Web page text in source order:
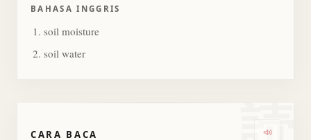
BAHASA INGGRIS
soil moisture
soil water
CARA BACA